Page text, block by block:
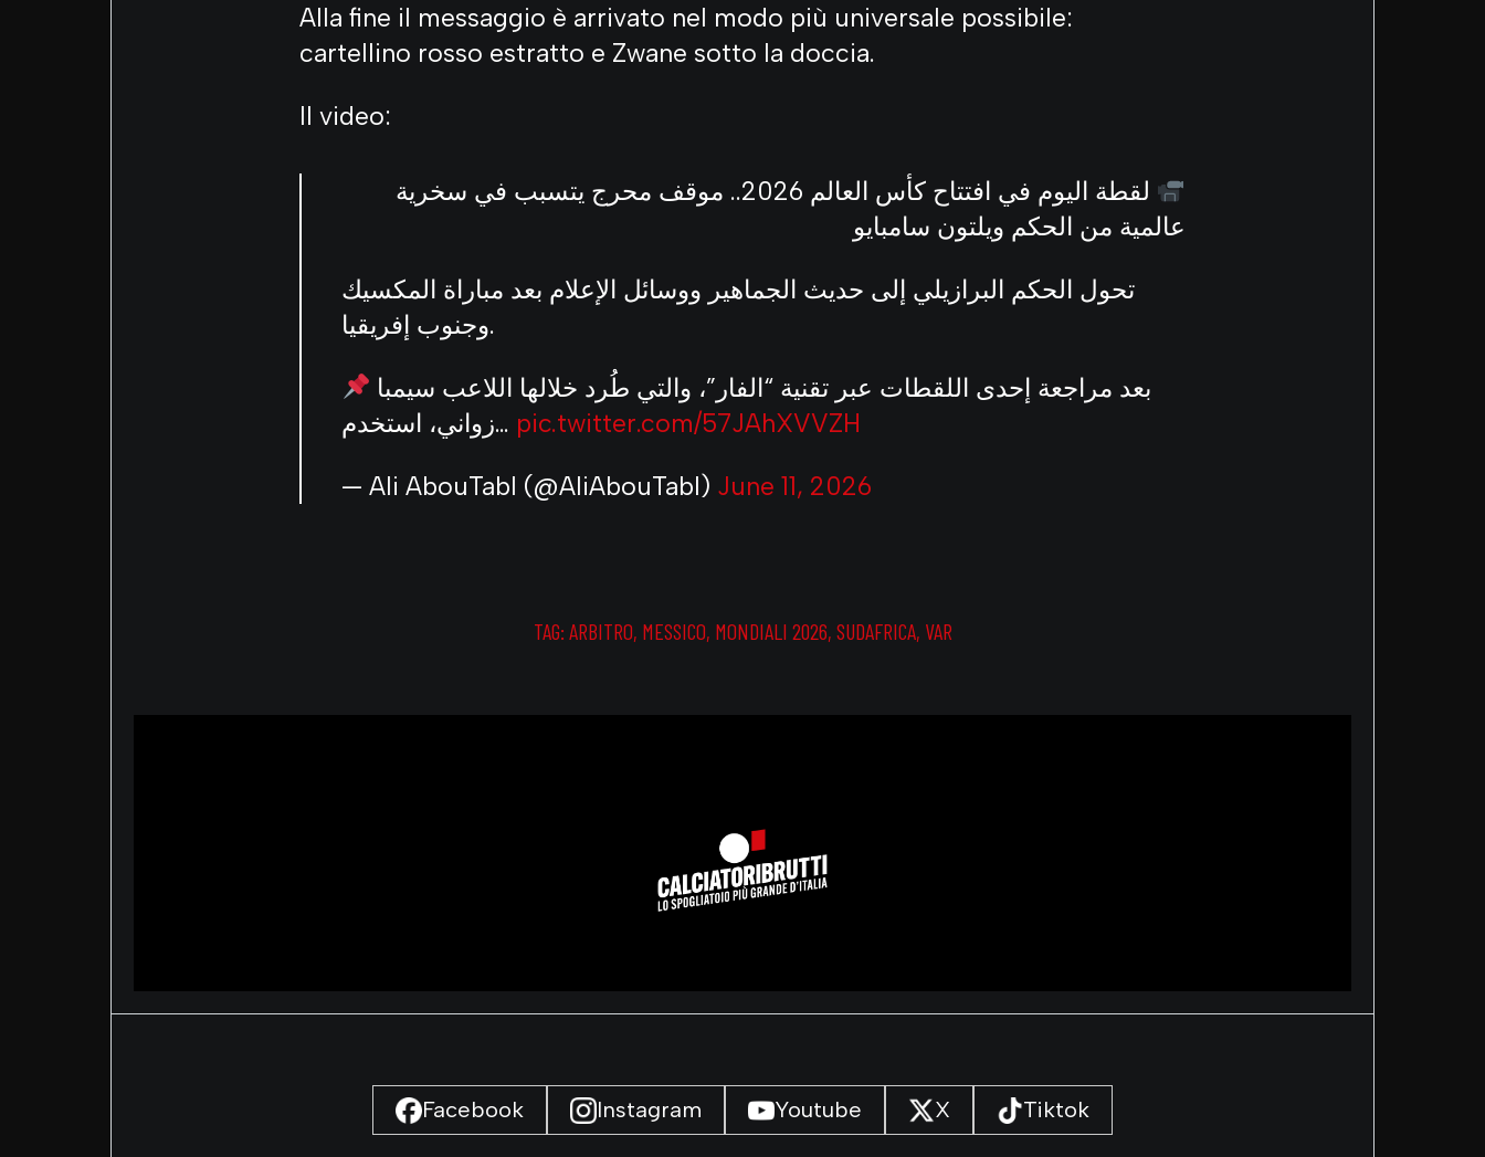
Alla fine il messaggio è arrivato nel modo più universale possibile:
cartellino rosso estratto e Zwane sotto la doccia.
Il video:
لقطة اليوم في افتتاح كأس العالم 2026.. موقف محرج يتسبب في سخرية
عالمية من الحكم ويلتون سامبايو
تحول الحكم البرازيلي إلى حديث الجماهير ووسائل الإعلام بعد مباراة المكسيك
وجنوب إفريقيا.
زواني، استخدم… pic.twitter.com/57JAhXVVZH
— Ali AbouTabl (@AliAbouTabl) June 11, 2026
TAG: ARBITRO, MESSICO, MONDIALI 2026, SUDAFRICA, VAR
Facebook Instagram Youtube X Tiktok